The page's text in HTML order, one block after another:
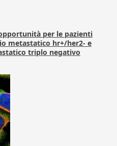
per le pazienti
metastatico hr+/her2- e
triplo negativo